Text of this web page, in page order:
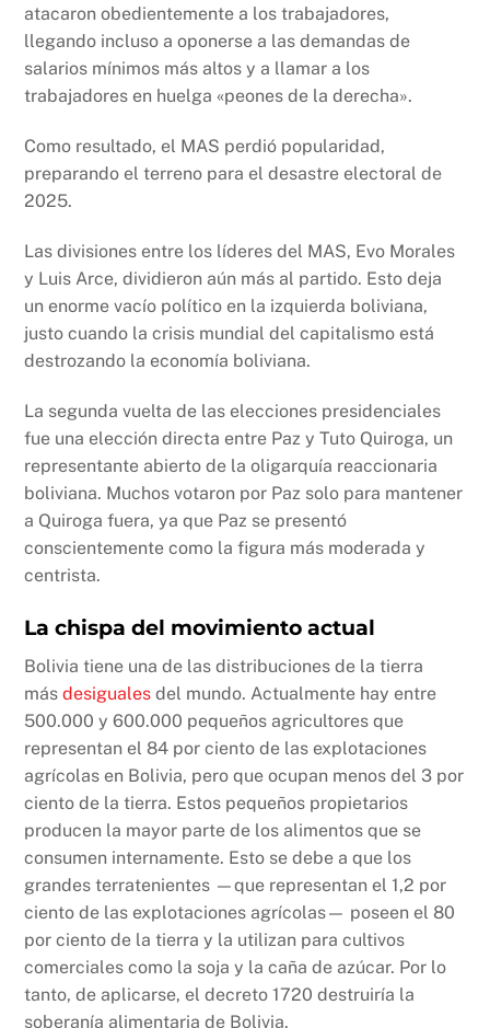
atacaron obedientemente a los trabajadores,
llegando incluso a oponerse a las demandas de
salarios mínimos más altos y a llamar a los
trabajadores en huelga «peones de la derecha».
Como resultado, el MAS perdió popularidad,
preparando el terreno para el desastre electoral de
2025.
Las divisiones entre los líderes del MAS, Evo Morales
y Luis Arce, dividieron aún más al partido. Esto deja
un enorme vacío político en la izquierda boliviana,
justo cuando la crisis mundial del capitalismo está
destrozando la economía boliviana.
La segunda vuelta de las elecciones presidenciales
fue una elección directa entre Paz y Tuto Quiroga, un
representante abierto de la oligarquía reaccionaria
boliviana. Muchos votaron por Paz solo para mantener
a Quiroga fuera, ya que Paz se presentó
conscientemente como la figura más moderada y
centrista.
La chispa del movimiento actual
Bolivia tiene una de las distribuciones de la tierra
másdesiguales del mundo. Actualmente hay entre
500.000 y 600.000 pequeños agricultores que
representan el 84 por ciento de las explotaciones
agrícolas en Bolivia, pero que ocupan menos del 3 por
ciento de la tierra. Estos pequeños propietarios
producen la mayor parte de los alimentos que se
consumen internamente. Esto se debe a que los
grandes terratenientes —que representan el 1,2 por
ciento de las explotaciones agrícolas— poseen el 80
por ciento de la tierra y la utilizan para cultivos
comerciales como la soja y la caña de azúcar. Por lo
tanto, de aplicarse, el decreto 1720 destruiría la
soberanía alimentaria de Bolivia.